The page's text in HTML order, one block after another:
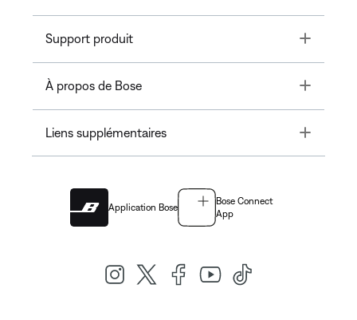
Support produit Toggle
À propos de Bose Toggle
Liens supplémentaires Toggle
Application Bose
Bose Connect
App